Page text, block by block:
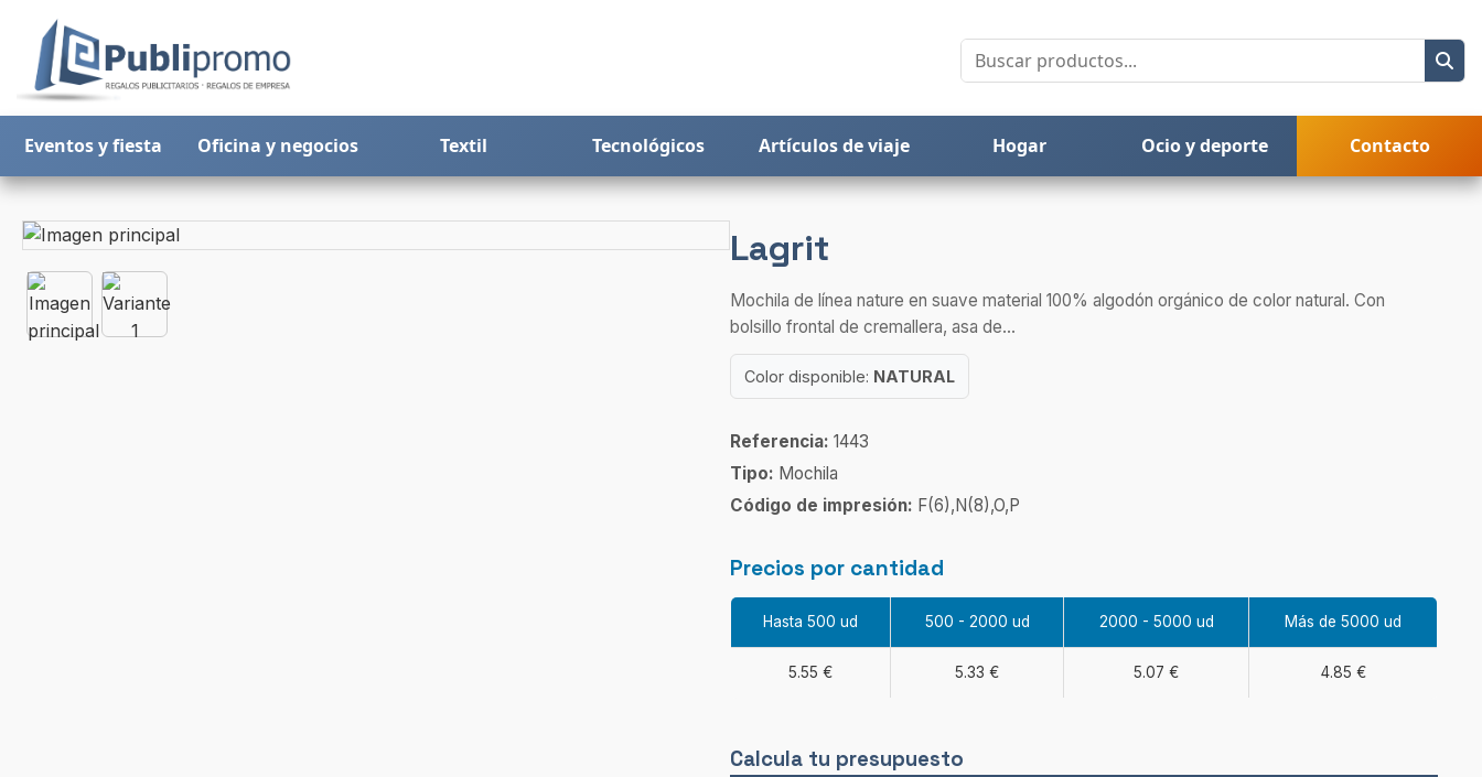
Eventos y fiesta Oficina y negocios Textil Tecnológicos Artículos de viaje Hogar Ocio y deporte Contacto
Lagrit
Mochila de línea nature en suave material 100% algodón orgánico de color natural. Con
bolsillo frontal de cremallera, asa de...
Color disponible: NATURAL
Referencia: 1443
Tipo: Mochila
Código de impresión: F(6),N(8),O,P
Precios por cantidad
Hasta 500 ud 500 - 2000 ud 2000 - 5000 ud Más de 5000 ud
5.55 € 5.33 € 5.07 € 4.85 €
Calcula tu presupuesto